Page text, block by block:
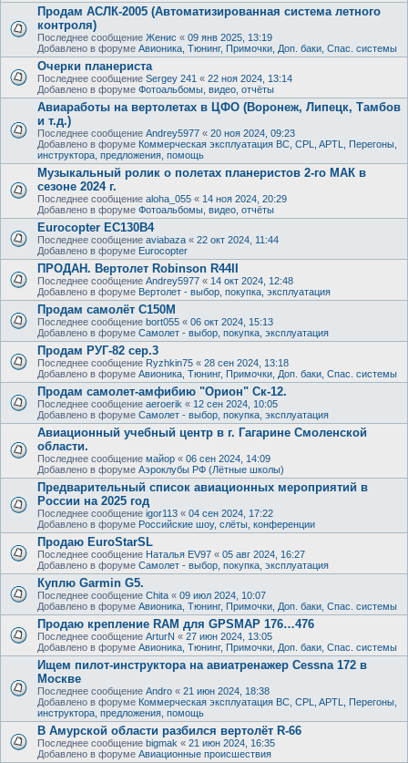
Продам АСЛК-2005 (Автоматизированная система летного
контроля)
Последнее сообщение Женис « 09 янв 2025, 13:19
Добавлено в форуме Авионика, Тюнинг, Примочки, Доп. баки, Спас. системы
Очерки планериста
Последнее сообщение Sergey 241 « 22 ноя 2024, 13:14
Добавлено в форуме Фотоальбомы, видео, отчёты
Авиаработы на вертолетах в ЦФО (Воронеж, Липецк, Тамбов
и т.д.)
Последнее сообщение Andrey5977 « 20 ноя 2024, 09:23
Добавлено в форуме Коммерческая эксплуатация ВС, CPL, APTL, Перегоны,
инструктора, предложения, помощь
Музыкальный ролик о полетах планеристов 2-го МАК в
сезоне 2024 г.
Последнее сообщение aloha_055 « 14 ноя 2024, 20:29
Добавлено в форуме Фотоальбомы, видео, отчёты
Eurocopter EC130B4
Последнее сообщение aviabaza « 22 окт 2024, 11:44
Добавлено в форуме Eurocopter
ПРОДАН. Вертолет Robinson R44II
Последнее сообщение Andrey5977 « 14 окт 2024, 12:48
Добавлено в форуме Вертолет - выбор, покупка, эксплуатация
Продам самолёт С150М
Последнее сообщение bort055 « 06 окт 2024, 15:13
Добавлено в форуме Самолет - выбор, покупка, эксплуатация
Продам РУГ-82 сер.3
Последнее сообщение Ryzhkin75 « 28 сен 2024, 13:18
Добавлено в форуме Авионика, Тюнинг, Примочки, Доп. баки, Спас. системы
Продам самолет-амфибию "Орион" Ск-12.
Последнее сообщение aeroerik « 12 сен 2024, 10:05
Добавлено в форуме Самолет - выбор, покупка, эксплуатация
Авиационный учебный центр в г. Гагарине Смоленской
области.
Последнее сообщение майор « 06 сен 2024, 14:09
Добавлено в форуме Аэроклубы РФ (Лётные школы)
Предварительный список авиационных мероприятий в
России на 2025 год
Последнее сообщение igor113 « 04 сен 2024, 17:22
Добавлено в форуме Российские шоу, слёты, конференции
Продаю EuroStarSL
Последнее сообщение Наталья EV97 « 05 авг 2024, 16:27
Добавлено в форуме Самолет - выбор, покупка, эксплуатация
Куплю Garmin G5.
Последнее сообщение Chita « 09 июл 2024, 10:07
Добавлено в форуме Авионика, Тюнинг, Примочки, Доп. баки, Спас. системы
Продаю крепление RAM для GPSMAP 176…476
Последнее сообщение ArturN « 27 июн 2024, 13:05
Добавлено в форуме Авионика, Тюнинг, Примочки, Доп. баки, Спас. системы
Ищем пилот-инструктора на авиатренажер Cessna 172 в
Москве
Последнее сообщение Andro « 21 июн 2024, 18:38
Добавлено в форуме Коммерческая эксплуатация ВС, CPL, APTL, Перегоны,
инструктора, предложения, помощь
В Амурской области разбился вертолёт R-66
Последнее сообщение bigmak « 21 июн 2024, 16:35
Добавлено в форуме Авиационные происшествия